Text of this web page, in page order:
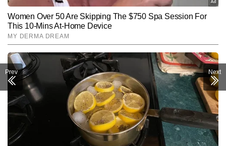
Prev Next